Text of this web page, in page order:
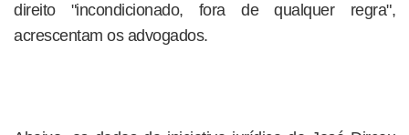
direito "incondicionado, fora de qualquer regra",
acrescentam os advogados.